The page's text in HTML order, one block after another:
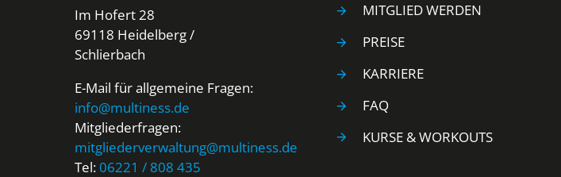
Im Hofert 28
69118 Heidelberg /
Schlierbach
E-Mail für allgemeine Fragen:
info@multiness.de
Mitgliederfragen:
mitgliederverwaltung@multiness.de
Tel: 06221 / 808 435
MITGLIED WERDEN
PREISE
KARRIERE
FAQ
KURSE & WORKOUTS